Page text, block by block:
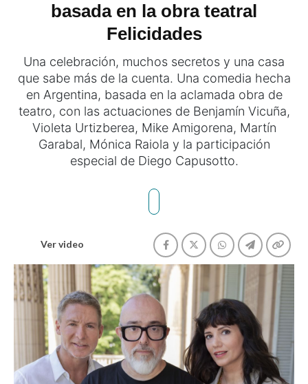
basada en la obra teatral
Felicidades
Una celebración, muchos secretos y una casa
que sabe más de la cuenta. Una comedia hecha
en Argentina, basada en la aclamada obra de
teatro, con las actuaciones de Benjamín Vicuña,
Violeta Urtizberea, Mike Amigorena, Martín
Garabal, Mónica Raiola y la participación
especial de Diego Capusotto.
Ver video